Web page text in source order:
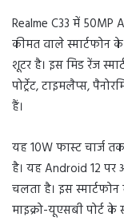
Realme C33 में
कीमत वाले स्मार्टफोन
शूटर है। इस मिड रेंज
पोर्ट्रेट, टाइमलैप्स,
हैं।
यह 10W फास्ट चार्ज
है। यह Android 12 पर
चलता है। इस
माइक्रो-यूएसबी पोर्ट